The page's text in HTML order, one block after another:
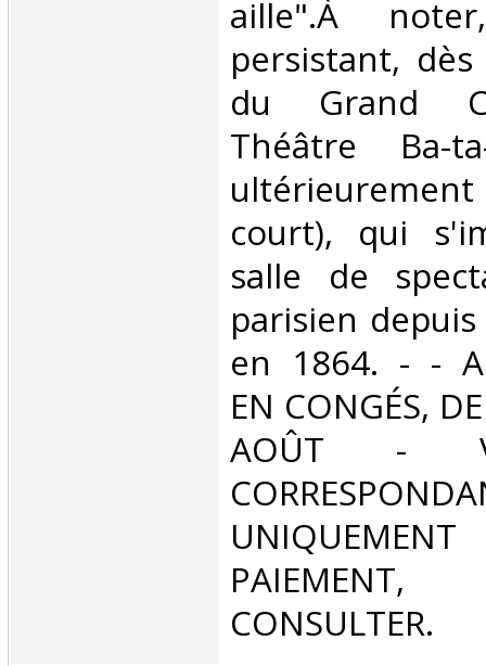
aille".À
persistant,
du Grand
Théâtre Ba-
court), qui
salle de
parisien
en 1864. - -
EN CONGÉS,
AOÛT -
CONSULTER.‎